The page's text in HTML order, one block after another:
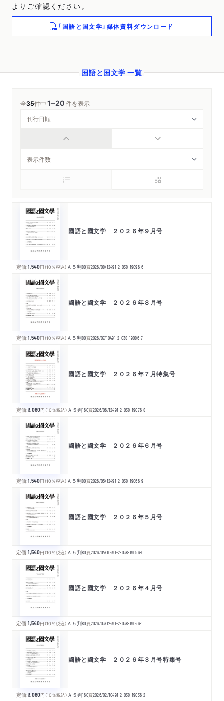
よりご確認ください。
「国語と国文学」媒体資料ダウンロード
国語と国文学 一覧
全35件中1─20件を表示
國語と國文学 ２０２６年９月号
定価:1,540円 （10％税込） Ａ５判80頁2026/08/12491-2-038-19096-6
國語と國文学 ２０２６年８月号
定価:1,540円 （10％税込） Ａ５判80頁2026/07/10491-2-038-19086-7
國語と國文学 ２０２６年７月特集号
定価:3,080円 （10％税込） Ａ５判160頁2026/06/12491-2-038-19076-8
國語と國文学 ２０２６年６月号
定価:1,540円 （10％税込） Ａ５判80頁2026/05/12491-2-038-19066-9
國語と國文学 ２０２６年５月号
定価:1,540円 （10％税込） Ａ５判80頁2026/04/10491-2-038-19056-0
國語と國文学 ２０２６年４月号
定価:1,540円 （10％税込） Ａ５判80頁2026/03/12491-2-038-19046-1
國語と國文学 ２０２６年３月号特集号
定価:3,080円 （10％税込） Ａ５判160頁2026/02/10491-2-038-19036-2